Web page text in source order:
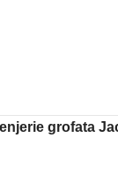
grofata